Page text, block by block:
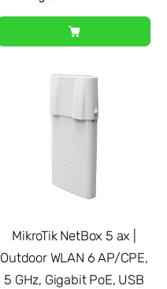
MikroTik NetBox 5 ax |
Outdoor WLAN 6 AP/CPE,
5 GHz, Gigabit PoE, USB